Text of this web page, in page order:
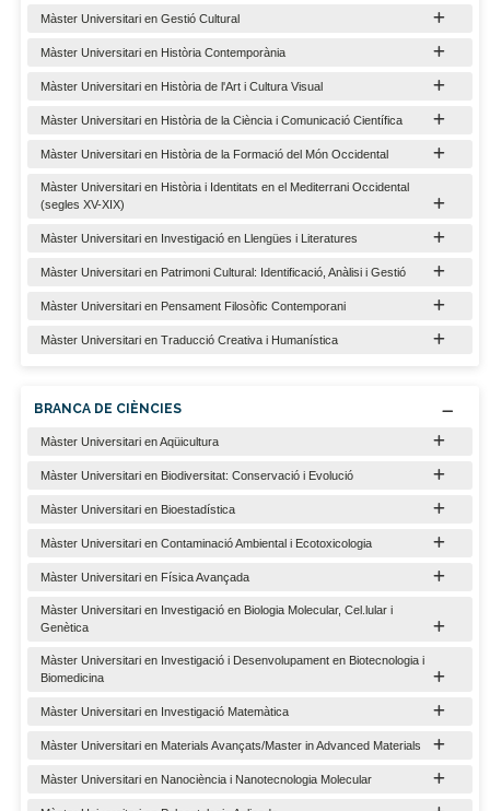
Màster Universitari en Gestió Cultural
Màster Universitari en Història Contemporània
Màster Universitari en Història de l'Art i Cultura Visual
Màster Universitari en Història de la Ciència i Comunicació Científica
Màster Universitari en Història de la Formació del Món Occidental
Màster Universitari en Història i Identitats en el Mediterrani Occidental
(segles XV-XIX)
Màster Universitari en Investigació en Llengües i Literatures
Màster Universitari en Patrimoni Cultural: Identificació, Anàlisi i Gestió
Màster Universitari en Pensament Filosòfic Contemporani
Màster Universitari en Traducció Creativa i Humanística
BRANCA DE CIÈNCIES
Màster Universitari en Aqüicultura
Màster Universitari en Biodiversitat: Conservació i Evolució
Màster Universitari en Bioestadística
Màster Universitari en Contaminació Ambiental i Ecotoxicologia
Màster Universitari en Física Avançada
Màster Universitari en Investigació en Biologia Molecular, Cel.lular i
Genètica
Màster Universitari en Investigació i Desenvolupament en Biotecnologia i
Biomedicina
Màster Universitari en Investigació Matemàtica
Màster Universitari en Materials Avançats/Master in Advanced Materials
Màster Universitari en Nanociència i Nanotecnologia Molecular